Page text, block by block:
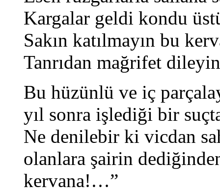
Kargalar geldi kondu
Sakın katılmayın bu
Tanrıdan mağrifet
Bu hüzünlü ve iç
yıl sonra işlediği bir
Ne denilebir ki vicdan
olanlara şairin
kervana!…”